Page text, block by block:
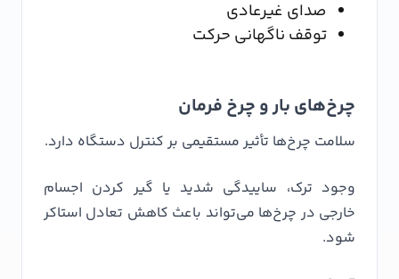
صدای غیرعادی
توقف ناگهانی حرکت
چرخ‌های بار و چرخ فرمان
سلامت چرخ‌ها تأثیر مستقیمی بر کنترل دستگاه دارد.
وجود ترک، ساییدگی شدید یا گیر کردن اجسام
خارجی در چرخ‌ها می‌تواند باعث کاهش تعادل استاکر
شود.